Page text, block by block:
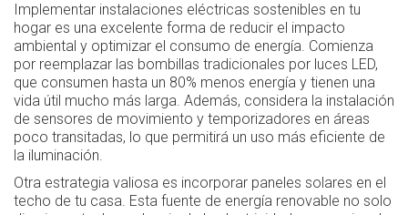
Implementar instalaciones eléctricas sostenibles en tu
hogar es una excelente forma de reducir el impacto
ambiental y optimizar el consumo de energía. Comienza
por reemplazar las bombillas tradicionales por luces LED,
que consumen hasta un 80% menos energía y tienen una
vida útil mucho más larga. Además, considera la instalación
de sensores de movimiento y temporizadores en áreas
poco transitadas, lo que permitirá un uso más eficiente de
la iluminación.
Otra estrategia valiosa es incorporar paneles solares en el
techo de tu casa. Esta fuente de energía renovable no solo